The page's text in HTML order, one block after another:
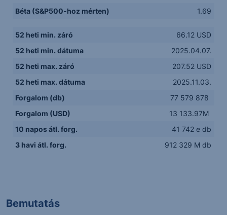
Béta (S&P500-hoz mérten)
1.69
52 heti min. záró
66.12 USD
52 heti min. dátuma
2025.04.07.
52 heti max. záró
207.52 USD
52 heti max. dátuma
2025.11.03.
Forgalom (db)
77 579 878
Forgalom (USD)
13 133.97M
10 napos átl. forg.
41 742 e db
3 havi átl. forg.
912 329 M db
Bemutatás